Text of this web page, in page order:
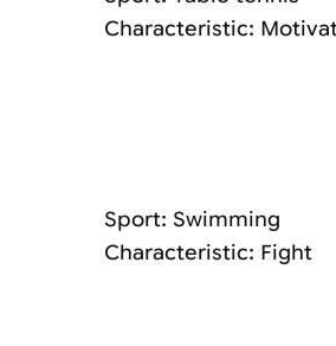
Characteristic:
Sport: Swimming
Characteristic: Fight